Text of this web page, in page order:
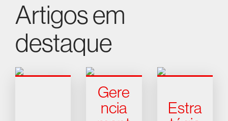
Artigos em
destaque
Gere
ncia
Estra